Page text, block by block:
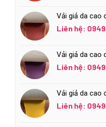
Vải giả da cao
Liên hệ:
Vải giả da cao
Liên hệ:
Vải giả da cao
Liên hệ: